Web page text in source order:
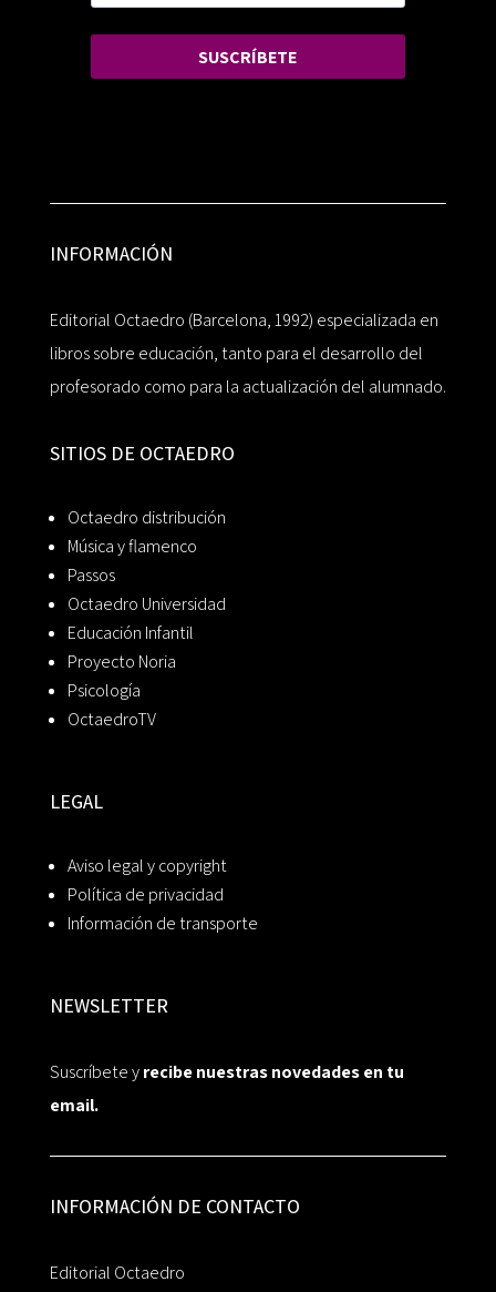
SUSCRÍBETE
INFORMACIÓN
Editorial Octaedro (Barcelona, 1992) especializada en
libros sobre educación, tanto para el desarrollo del
profesorado como para la actualización del alumnado.
SITIOS DE OCTAEDRO
Octaedro distribución
Música y flamenco
Passos
Octaedro Universidad
Educación Infantil
Proyecto Noria
Psicología
OctaedroTV
LEGAL
Aviso legal y copyright
Política de privacidad
Información de transporte
NEWSLETTER
Suscríbete yrecibe nuestras novedades en tu
email.
INFORMACIÓN DE CONTACTO
Editorial Octaedro